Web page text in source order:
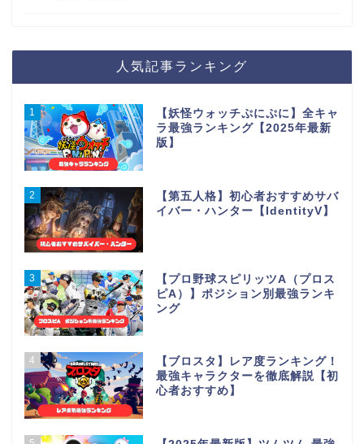
人気記事ランキング
1
【妖怪ウォッチぷにぷに】全キャ
ラ最強ランキング【2025年最新
版】
2
【第五人格】初心者おすすめサバ
イバー・ハンター【IdentityV】
3
【プロ野球スピリッツA（プロス
ピA）】ポジション別最強ランキ
ング
4
【ブロスタ】レア度ランキング！
最強キャラクターを徹底解説【初
心者おすすめ】